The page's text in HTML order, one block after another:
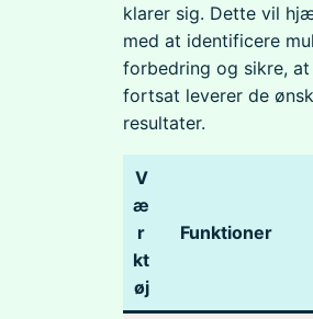
klarer sig. Dette vil
med at identificere
forbedring og sikre, at
fortsat leverer de
resultater.
V
æ
r
kt
øj
Funktioner